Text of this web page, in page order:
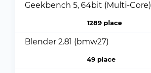
Geekbench 5, 64bit (Multi-Core)
1289 place
Blender 2.81 (bmw27)
49 place